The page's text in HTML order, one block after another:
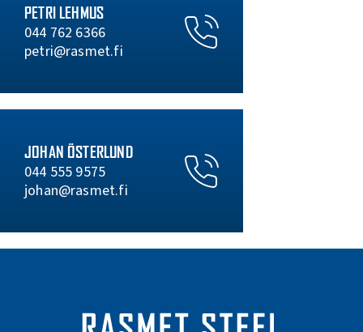
PETRI LEHMUS
044 762 6366
petri@rasmet.fi
JOHAN ÖSTERLUND
044 555 9575
johan@rasmet.fi